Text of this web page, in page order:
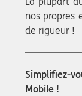
nos propres
de rigueur !
Simplifiez-
Mobile !